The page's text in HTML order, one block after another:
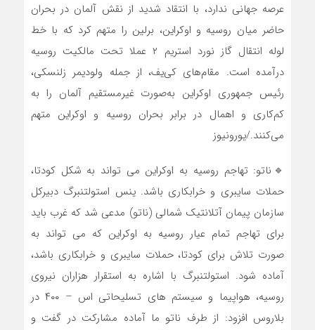
عرصه جهانی ندارد، با انتقاد شدید از نقش آلمان در بحران
حاضر میان روسیه و اوکراین، برلین را متهم کرد که با خط
لوله انتقال گاز نورد استریم ۲ عملا تحت مالکیت روسیه
درآمده است. مقام‌های کی‌یف، از جمله ولودیمر زلنسکی،
رئیس جمهوری اوکراین به‌صورت غیرمستقیم آلمان را به
کم‌کاری و اهمال در برابر بحران روسیه و اوکراین متهم
می‌کنند./یورونیوز
🔹ناتو: تهاجم روسیه به اوکراین می تواند به شکل کودتا،
حملات سایبری و خرابکاری باشد. ینس استولتنبرگ دبیرکل
سازمان پیمان آتلانتیک شمالی (ناتو) مدعی شد که غرب باید
برای تهاجم تمام عیار روسیه به اوکراین که می تواند به
صورت تلاش برای کودتا، حملات سایبری و خرابکاری باشد،
آماده شود. استولتنبرگ با اشاره به استقرار هزاران نیروی
روسیه، هواپیما و سیستم های تسلیحاتی اس – ۴۰۰ در
بلاروس افزود: از طرف ناتو ما آماده مشارکت در گفت و